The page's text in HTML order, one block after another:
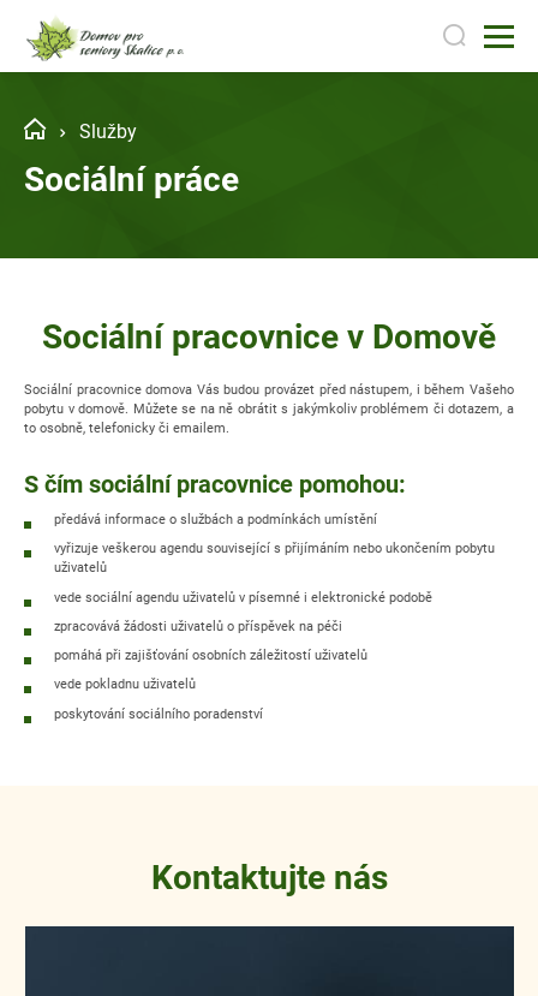
Služby
Sociální práce
Sociální pracovnice v Domově
Sociální pracovnice domova Vás budou provázet před nástupem, i během Vašeho
pobytu v domově. Můžete se na ně obrátit s jakýmkoliv problémem či dotazem, a
to osobně, telefonicky či emailem.
S čím sociální pracovnice pomohou:
předává informace o službách a podmínkách umístění
vyřizuje veškerou agendu související s přijímáním nebo ukončením pobytu
uživatelů
vede sociální agendu uživatelů v písemné i elektronické podobě
zpracovává žádosti uživatelů o příspěvek na péči
pomáhá při zajišťování osobních záležitostí uživatelů
vede pokladnu uživatelů
poskytování sociálního poradenství
Kontaktujte nás